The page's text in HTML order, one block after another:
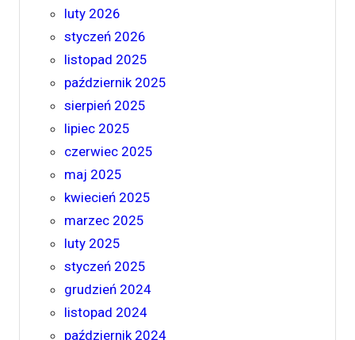
luty 2026
styczeń 2026
listopad 2025
październik 2025
sierpień 2025
lipiec 2025
czerwiec 2025
maj 2025
kwiecień 2025
marzec 2025
luty 2025
styczeń 2025
grudzień 2024
listopad 2024
październik 2024